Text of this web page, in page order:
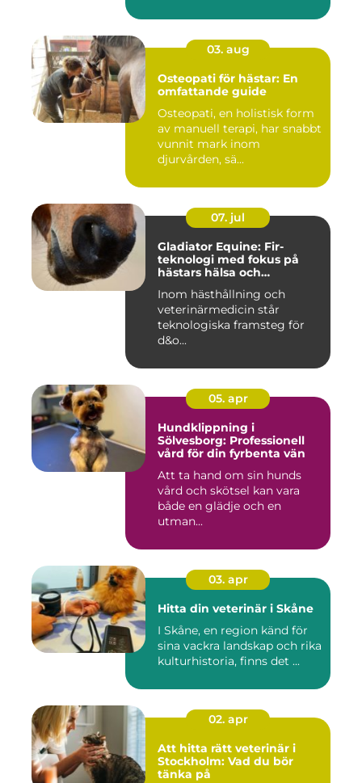
03. aug
Osteopati för hästar: En
omfattande guide
Osteopati, en holistisk form
av manuell terapi, har snabbt
vunnit mark inom
djurvården, sä...
07. jul
Gladiator Equine: Fir-
teknologi med fokus på
hästars hälsa och
Inom hästhållning och
veterinärmedicin står
teknologiska framsteg för
d&o...
05. apr
Hundklippning i
Sölvesborg: Professionell
vård för din fyrbenta vän
Att ta hand om sin hunds
vård och skötsel kan vara
både en glädje och en
utman...
03. apr
Hitta din veterinär i Skåne
I Skåne, en region känd för
sina vackra landskap och rika
kulturhistoria, finns det ...
02. apr
Att hitta rätt veterinär i
Stockholm: Vad du bör
tänka på